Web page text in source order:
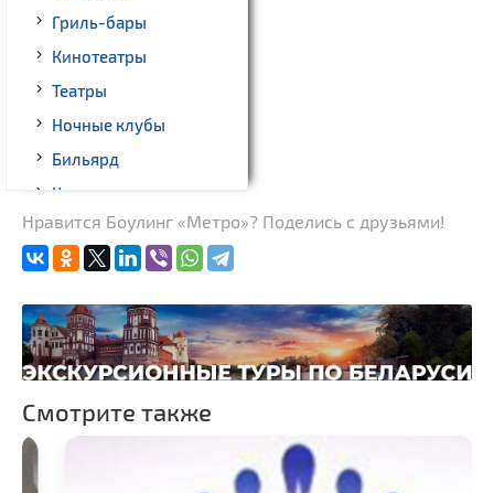
Гриль-бары
Кинотеатры
Театры
Ночные клубы
Бильярд
Казино
Торговые центры,
универмаги
Fast-food
Гражданская
архитектура
Замки и дворцы
Нравится Боулинг «Метро»? Поделись с друзьями!
Смотрите также